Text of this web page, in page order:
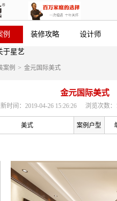
例 装修攻略 设计师
于星艺
案例 > 金元国际美式
金元国际美式
新时间：2019-04-26 15:26:26 浏览次数：
美式 案例户型